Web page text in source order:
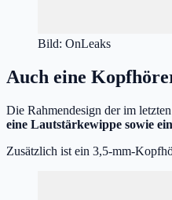
Bild: OnLeaks
Auch eine
Die Rahmendesign der im
eine Lautstärkewippe sowie
Zusätzlich ist ein 3,5-mm-